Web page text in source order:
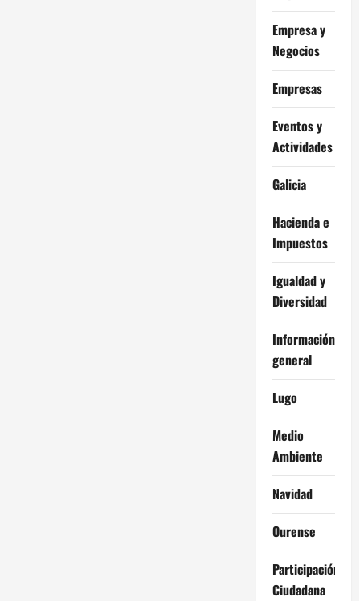
Empresa y
Negocios
Empresas
Eventos y
Actividades
Galicia
Hacienda e
Impuestos
Igualdad y
Diversidad
Información
general
Lugo
Medio
Ambiente
Navidad
Ourense
Participación
Ciudadana